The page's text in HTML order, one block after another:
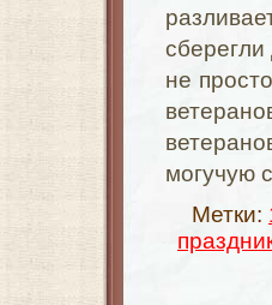
не
могучую
Метки: